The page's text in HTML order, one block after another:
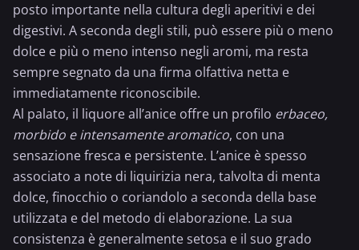
posto importante nella cultura degli aperitivi e dei
digestivi. A seconda degli stili, può essere più o meno
dolce e più o meno intenso negli aromi, ma resta
sempre segnato da una firma olfattiva netta e
immediatamente riconoscibile.
Al palato, il liquore all’anice offre un profilo erbaceo,
morbido e intensamente aromatico, con una
sensazione fresca e persistente. L’anice è spesso
associato a note di liquirizia nera, talvolta di menta
dolce, finocchio o coriandolo a seconda della base
utilizzata e del metodo di elaborazione. La sua
consistenza è generalmente setosa e il suo grado